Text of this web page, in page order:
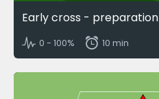
Early cross - preparation
0 - 100% 10 min